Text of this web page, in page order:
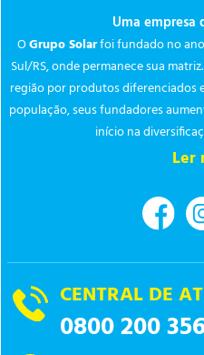
Uma empresa
OGrupo Solarfoi fundado no ano
Sul/RS, onde permanece sua
região por produtos diferenciados
população, seus fundadores
início na
Ler
CENTRAL DE
0800 200